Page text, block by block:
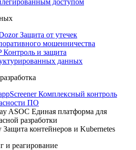
Защита от утечек
мошенничества
Контроль и защита
данных
Комплексный контроль
ПО
ASOC Единая платформа для
разработки
Защита контейнеров и Kubernetes
и реагирование